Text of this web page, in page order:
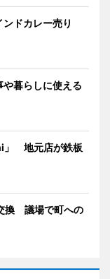
ドカレー売り
暮らしに使える
」 地元店が鉄板
換 議場で町への